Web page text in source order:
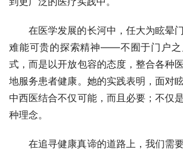
在医学发展的长河中，任大为眩晕
难能可贵的探索精神——不囿于门户之
式，而是以开放包容的态度，整合各种
地服务患者健康。她的实践表明，面对
中西医结合不仅可能，而且必要；不仅
种理念。
在追寻健康真谛的道路上，我们需